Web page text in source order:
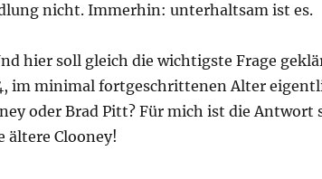
nicht. Immerhin: unterhaltsam ist es.
hier soll gleich die wichtigste Frage
im minimal fortgeschrittenen Alter
oder Brad Pitt? Für mich ist die Antwort
ältere Clooney!